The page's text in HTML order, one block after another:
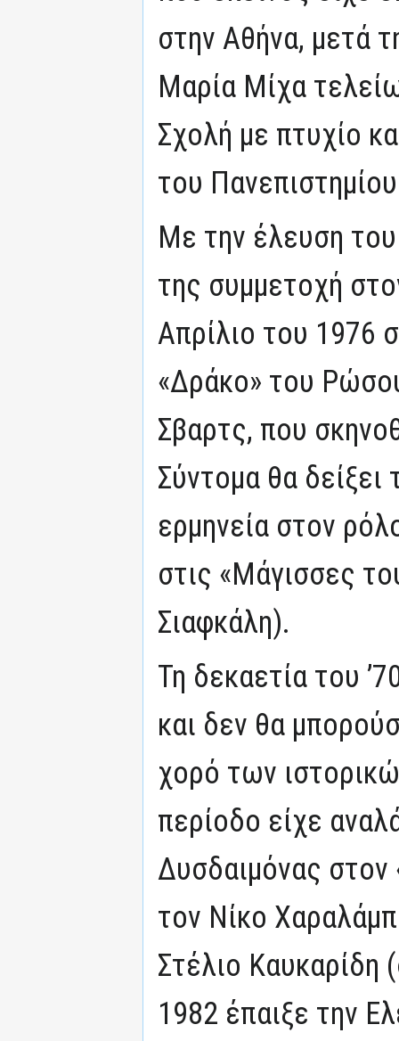
στην Αθήνα, μετά
Μαρία Μίχα
Σχολή με πτυχίο
του
Με την έλευση
της συμμετοχή
Απρίλιο του 1976
«Δράκο» του
Σβαρτς, που
Σύντομα θα δείξει
ερμηνεία στον
στις «Μάγισσες
Σιαφκάλη).
Τη δεκαετία του
και δεν θα
χορό των
περίοδο είχε
Δυσδαιμόνας στον
τον Νίκο
Στέλιο Καυκαρίδη
1982 έπαιξε την